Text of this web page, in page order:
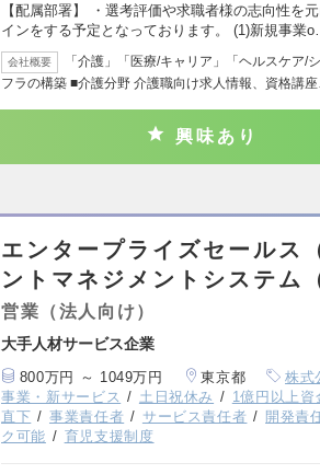
【配属部署】 ・選考評価や求職者様の志向性を
インをする予定となっております。 (1)新規事業o…
会社概要
「介護」「医療/キャリア」「ヘルスケア/
フラの構築 ■介護分野 介護職向け求人情報、資格講座
興味あり
エンタープライズセールス
ントマネジメントシステム
営業（法人向け）
大手人材サービス企業
800万円 ～ 1049万円 東京都 株式
事業・新サービス
土日祝休み 1億円以上資
直下
事業責任者 サービス責任者 開発責
ク可能
育児支援制度